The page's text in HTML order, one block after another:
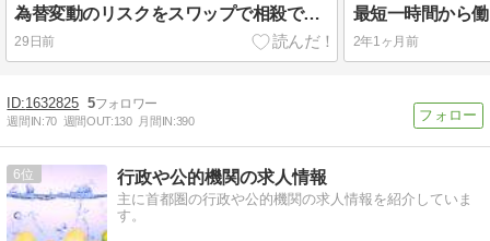
為替変動のリスクをスワップで相殺できるFX最強ペアスイスフラン×トルコリラ
29日前 2年1ヶ月前
1632825 5
週間IN:70 週間OUT:130 月間IN:390
6 行政や公的機関の求人情報
主に首都圏の行政や公的機関の求人情報を紹介していま
す。